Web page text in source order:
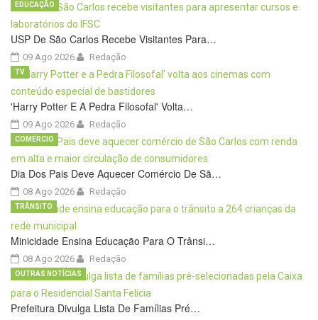
USP De São Carlos Recebe Visitantes Para…
09 Ago 2026
EDUCAÇÃO
Redação
'Harry Potter E A Pedra Filosofal' Volta…
09 Ago 2026
TV
Redação
Dia Dos Pais Deve Aquecer Comércio De Sã…
08 Ago 2026
COMÉRCIO
Redação
Minicidade Ensina Educação Para O Trânsi…
08 Ago 2026
TRÂNSITO
Redação
Prefeitura Divulga Lista De Famílias Pré…
OUTRAS NOTÍCIAS